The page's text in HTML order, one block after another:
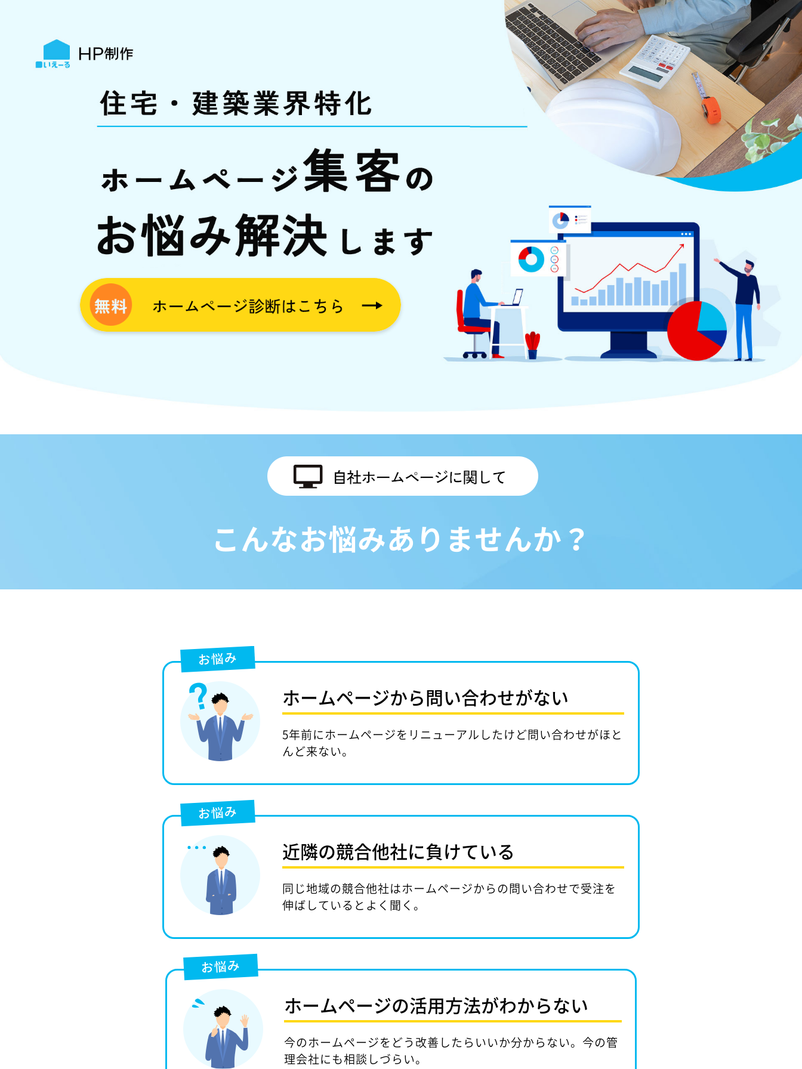
こんなお悩みありませんか？
お悩み
ホームページから問い合わせがない
5年前にホームページをリニューアルしたけど問い合わせがほと
んど来ない。
お悩み
近隣の競合他社に負けている
同じ地域の競合他社はホームページからの問い合わせで受注を
伸ばしているとよく聞く。
お悩み
ホームページの活用方法がわからない
今のホームページをどう改善したらいいか分からない。今の管
理会社にも相談しづらい。